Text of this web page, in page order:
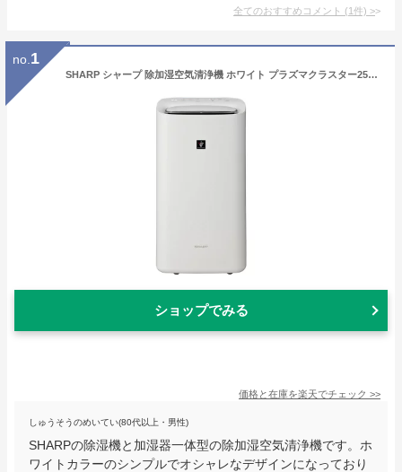
全てのおすすめコメント (1件) >
no. 1
SHARP シャープ 除加湿空気清浄機 ホワイト プラズマクラスター25000 衣類乾燥 除湿 部屋干し 花粉 PM2.5対策 キャスター付 KISD50 除湿機 加湿器 KI-SD50-W
ショップでみる
価格と在庫を楽天でチェック >>
しゅうそうのめいてい(80代以上・男性)
SHARPの除湿機と加湿器一体型の除加湿空気清浄機です。ホ
ワイトカラーのシンプルでオシャレなデザインになっており